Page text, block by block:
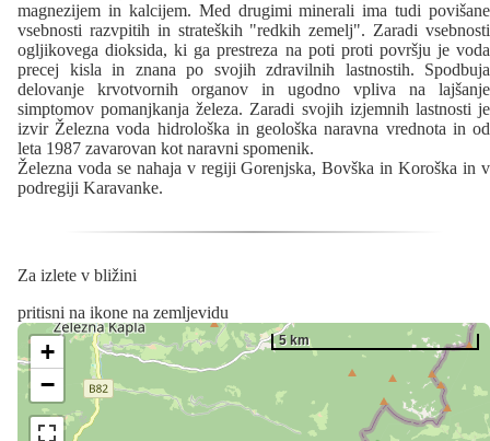
magnezijem in kalcijem. Med drugimi minerali ima tudi povišane
vsebnosti razvpitih in strateških "redkih zemelj". Zaradi vsebnosti
ogljikovega dioksida, ki ga prestreza na poti proti površju je voda
precej kisla in znana po svojih zdravilnih lastnostih. Spodbuja
delovanje krvotvornih organov in ugodno vpliva na lajšanje
simptomov pomanjkanja železa. Zaradi svojih izjemnih lastnosti je
izvir Železna voda hidrološka in geološka naravna vrednota in od
leta 1987 zavarovan kot naravni spomenik.
Železna voda se nahaja v regiji Gorenjska, Bovška in Koroška in v
podregiji Karavanke.
Za izlete v bližini
pritisni na ikone na zemljevidu
+
−
5 km